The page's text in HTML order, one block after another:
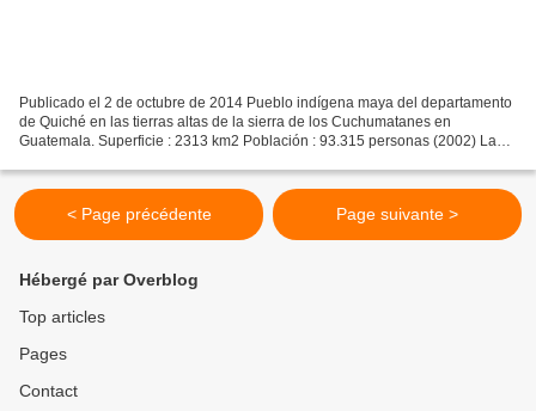
Publicado el 2 de octubre de 2014 Pueblo indígena maya del departamento
de Quiché en las tierras altas de la sierra de los Cuchumatanes en
Guatemala. Superficie : 2313 km2 Población : 93.315 personas (2002) La
< Page précédente Page suivante >
Hébergé par Overblog
Top articles
Pages
Contact